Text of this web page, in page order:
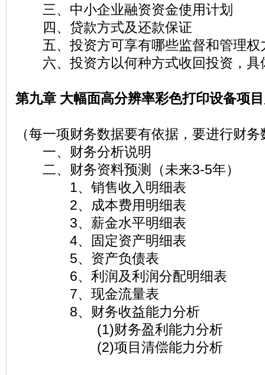
三、中小企业融资资金使用计划
四、贷款方式及还款保证
五、投资方可享有哪些监督和管理权
六、投资方以何种方式收回投资，具
第九章 大幅面高分辨率彩色打印设备项
（每一项财务数据要有依据，要进行财
一、财务分析说明
二、财务资料预测（未来3-5年）
1、销售收入明细表
2、成本费用明细表
3、薪金水平明细表
4、固定资产明细表
5、资产负债表
6、利润及利润分配明细表
7、现金流量表
8、财务收益能力分析
(1)财务盈利能力分析
(2)项目清偿能力分析